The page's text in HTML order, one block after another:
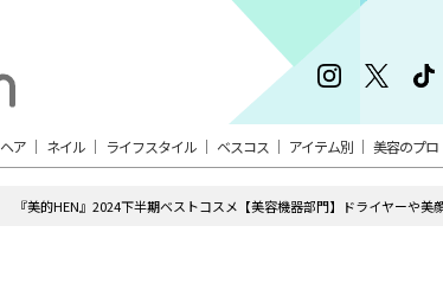
ヘア ネイル ライフスタイル ベスコス アイテム別 美容のプロ
『美的HEN』2024下半期ベストコスメ【美容機器部門】ドライヤーや